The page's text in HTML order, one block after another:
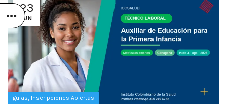
23
JUN
guias, Inscripciones Abiertas